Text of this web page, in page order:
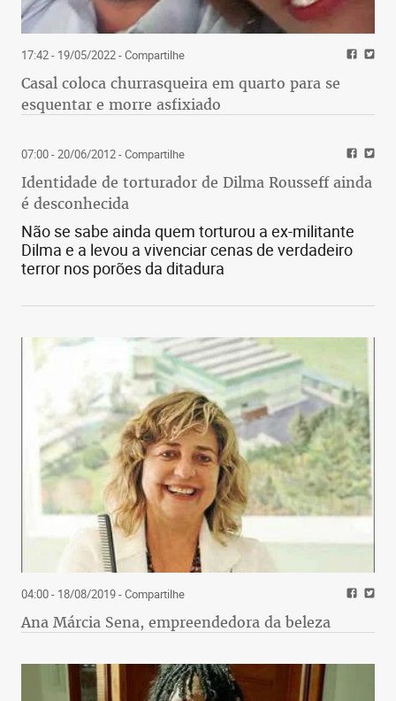
17:42 - 19/05/2022- Compartilhe
Casal coloca churrasqueira em quarto para se
esquentar e morre asfixiado
07:00 - 20/06/2012- Compartilhe
Identidade de torturador de Dilma Rousseff ainda
é desconhecida
Não se sabe ainda quem torturou a ex-militante
Dilma e a levou a vivenciar cenas de verdadeiro
terror nos porões da ditadura
04:00 - 18/08/2019- Compartilhe
Ana Márcia Sena, empreendedora da beleza